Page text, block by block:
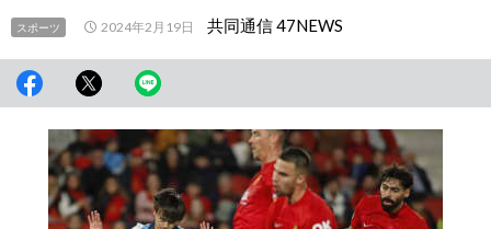
スポーツ 2024年2月19日 共同通信 47NEWS